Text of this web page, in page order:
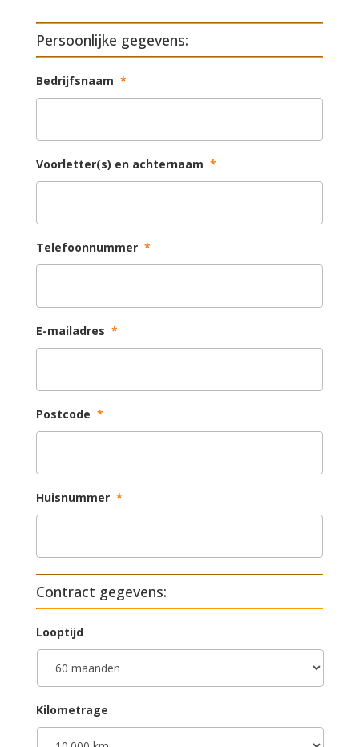
Persoonlijke gegevens:
Bedrijfsnaam *
Voorletter(s) en achternaam *
Telefoonnummer *
E-mailadres *
Postcode *
Huisnummer *
Contract gegevens:
Looptijd
Kilometrage